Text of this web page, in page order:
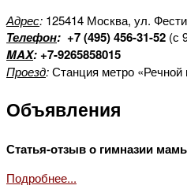
Адрес: 125414 Москва, ул.
Телефон: +7 (495) 456-31-52 (с
MAX:+7-9265858015
Проезд:Станция метро «Речной
Объявления
Статья-отзыв о гимназии
Подробнее...